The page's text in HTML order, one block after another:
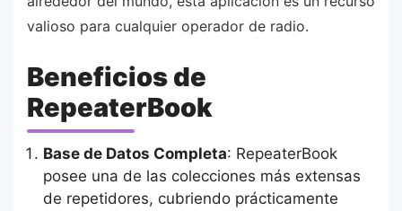
valioso para cualquier operador de radio.
Beneficios de
RepeaterBook
Base de Datos Completa: RepeaterBook
posee una de las colecciones más extensas
de repetidores, cubriendo prácticamente